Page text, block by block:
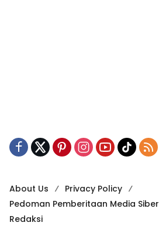
About Us
Privacy Policy
Pedoman Pemberitaan Media Siber
Redaksi